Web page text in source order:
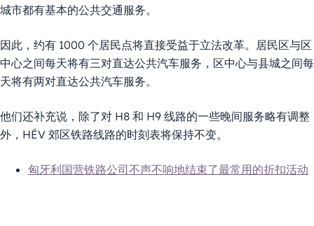
城市都有基本的公共交通服务。
因此，约有 1000 个居民点将直接受益于立法改革。居民区与区
中心之间每天将有三对直达公共汽车服务，区中心与县城之间每
天将有两对直达公共汽车服务。
他们还补充说，除了对 H8 和 H9 线路的一些晚间服务略有调整
外，HÉV 郊区铁路线路的时刻表将保持不变。
匈牙利国营铁路公司不声不响地结束了最常用的折扣活动